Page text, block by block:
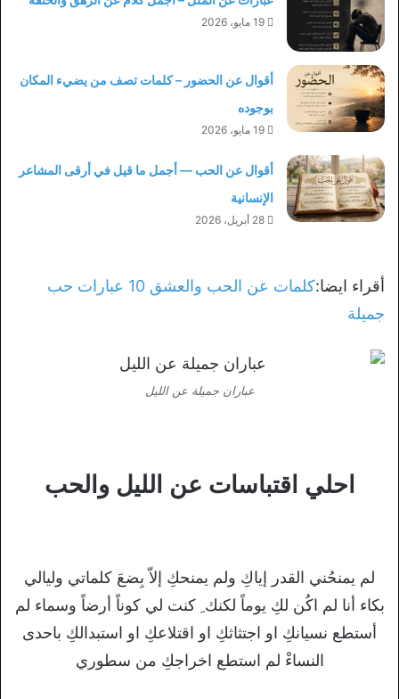
19 مايو، 2026
أقوال عن الحضور – كلمات تصف من يضيء المكان
بوجوده
19 مايو، 2026
أقوال عن الحب — أجمل ما قيل في أرقى المشاعر
الإنسانية
28 أبريل، 2026
أقراء ايضا:
كلمات عن الحب والعشق 10 عبارات حب
جميلة
عباران جميلة عن الليل
احلي اقتباسات عن الليل والحب
لم يمنحُني القدر إياكِ ولم يمنحكِ إلاّ بِضعَ كلماتي وليالي
بكاء أنا لم اكُن لكِ يوماً لكنك ِ كنت لي كوناً أرضاً وسماء لم
أستطع نسيانكِ او اجتثاثكِ او اقتلاعكِ او استبدالكِ باحدى
النساءْ لم استطع اخراجكِ من سطوري